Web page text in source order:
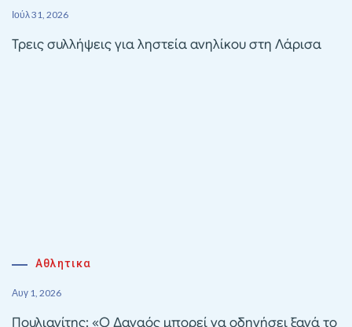
Ιούλ 31, 2026
Τρεις συλλήψεις για ληστεία ανηλίκου στη Λάρισα
Αθλητικα
Αυγ 1, 2026
Πουλιανίτης: «Ο Δαναός μπορεί να οδηγήσει ξανά το